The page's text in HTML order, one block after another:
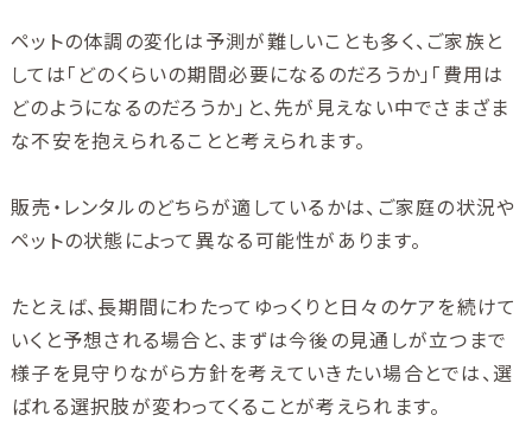
ペットの体調の変化は予測が難しいことも多く、ご家族と
しては「どのくらいの期間必要になるのだろうか」「費用は
どのようになるのだろうか」と、先が見えない中でさまざま
な不安を抱えられることと考えられます。
販売・レンタルのどちらが適しているかは、ご家庭の状況や
ペットの状態によって異なる可能性があります。
たとえば、長期間にわたってゆっくりと日々のケアを続けて
いくと予想される場合と、まずは今後の見通しが立つまで
様子を見守りながら方針を考えていきたい場合とでは、選
ばれる選択肢が変わってくることが考えられます。